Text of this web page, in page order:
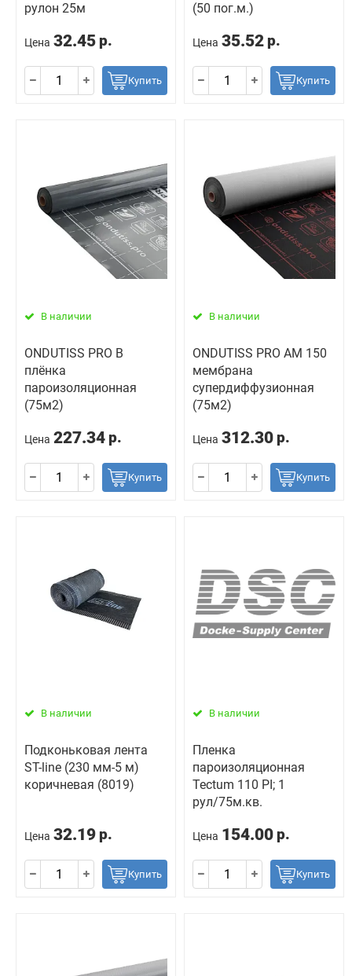
рулон 25м
Цена 32.45 р.
Купить
(50 пог.м.)
Цена 35.52 р.
Купить
В наличии
ONDUTISS PRO B
плёнка
пароизоляционная
(75м2)
Цена 227.34 р.
Купить
В наличии
ONDUTISS PRO AM 150
мембрана
супердиффузионная
(75м2)
Цена 312.30 р.
Купить
В наличии
Подконьковая лента
ST-line (230 мм-5 м)
коричневая (8019)
Цена 32.19 р.
Купить
В наличии
Пленка
пароизоляционная
Tectum 110 PI; 1
рул/75м.кв.
Цена 154.00 р.
Купить